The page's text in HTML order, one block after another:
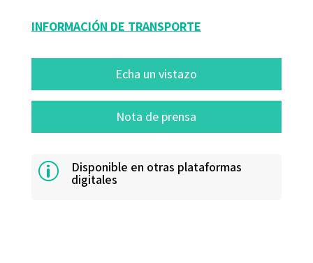
INFORMACIÓN DE TRANSPORTE
Echa un vistazo
Nota de prensa
p Disponible en otras plataformas
digitales